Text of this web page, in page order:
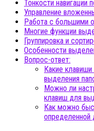
Тонкости навигации
Управление
Работа с большими
Многие функции
Группировка и
Особенности
Вопрос-ответ:
Какие
выделения
Можно ли
клавиш для
Как можно
определенной